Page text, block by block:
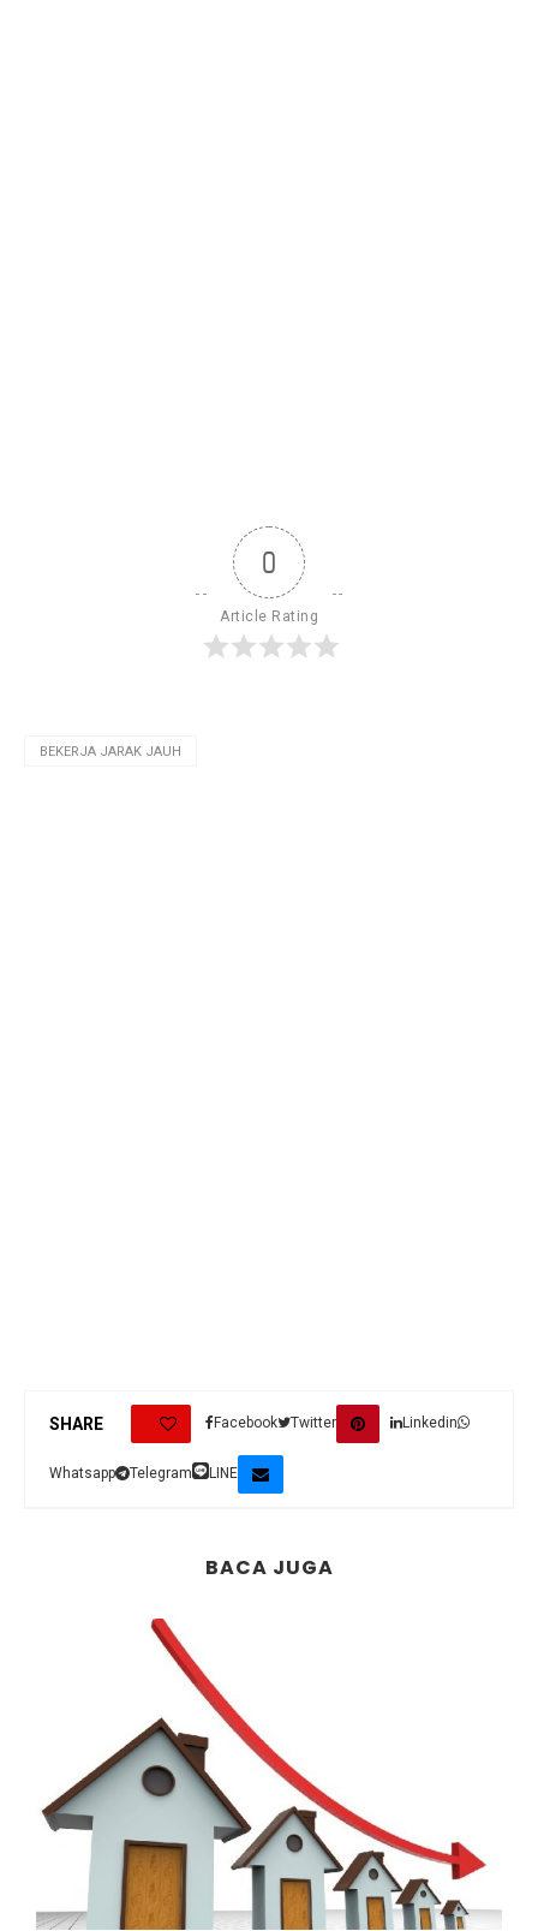
0
Article Rating
BEKERJA JARAK JAUH
SHARE Facebook Twitter Linkedin
Whatsapp Telegram LINE
BACA JUGA